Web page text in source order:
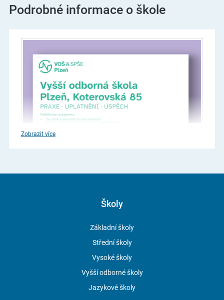
Podrobné informace o škole
Zobrazit více
Školy
Základní školy
Střední školy
Vysoké školy
Vyšší odborné školy
Jazykové školy